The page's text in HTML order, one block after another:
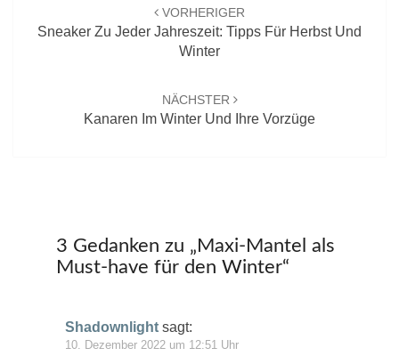
VORHERIGER
Sneaker Zu Jeder Jahreszeit: Tipps Für Herbst Und
Winter
NÄCHSTER
Kanaren Im Winter Und Ihre Vorzüge
3 Gedanken zu „Maxi-Mantel als
Must-have für den Winter“
Shadownlight sagt:
10. Dezember 2022 um 12:51 Uhr